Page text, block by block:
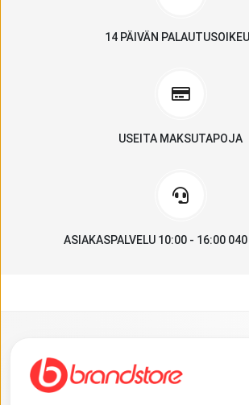
14 PÄIVÄN
USEITA MAKSUTAPOJA
ASIAKASPALVELU 10:00 - 16:00